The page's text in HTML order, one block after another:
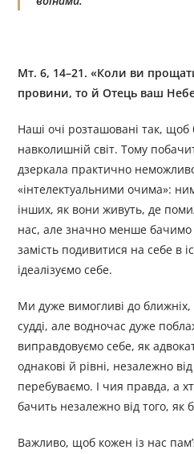
Мт. 6, 14–21. «Коли ви
провини, то й Отець ваш
Наші очі розташовані так,
навколишній світ. Тому
дзеркала практично
«інтелектуальними очима»:
інших, як вони живуть, де
нас, але значно менше бачимо
замість подивитися на себе в
ідеалізуємо себе.
Ми дуже вимогливі до ближніх,
судді, але водночас дуже
виправдовуємо себе, як
однакові й рівні, незалежно
перебуваємо. І чия правда, а
бачить незалежно від того, як
Важливо, щоб кожен із нас